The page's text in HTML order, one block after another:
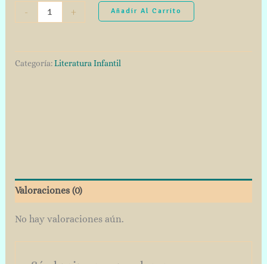
- + Añadir Al Carrito
Categoría:Literatura Infantil
Valoraciones (0)
No hay valoraciones aún.